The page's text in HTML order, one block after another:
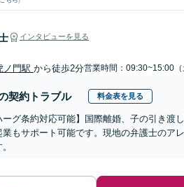
インタビューを見る
ノ門駅 から徒歩2分営業時間：09:30~15:00（
契約トラブル 料金表を見る
ーグ条約対応可能】国際離婚、子の引き
もサポート可能です。現地の弁護士のア